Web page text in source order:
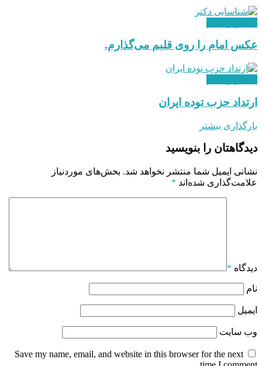
عکس امام را روی قلبم می‌گذارم.
ارتداد حزب توده ایران
بارگذاری بیشتر
دیدگاهتان را بنویسید
نشانی ایمیل شما منتشر نخواهد شد. بخش‌های موردنیاز
علامت‌گذاری شده‌اند *
دیدگاه *
نام
ایمیل
وب‌ سایت
Save my name, email, and website in this browser for the next